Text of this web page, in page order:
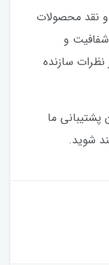
و نقد محصولات
و
سازنده
پشتیبانی ما
شوید.